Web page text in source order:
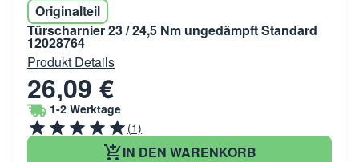
Originalteil
Türscharnier 23 / 24,5 Nm ungedämpft Standard
12028764
Produkt Details
26,09 €
1-2 Werktage
(1)
IN DEN WARENKORB